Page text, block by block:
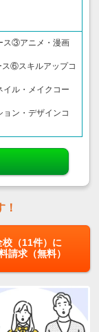
ス③アニメ・漫画
⑥スキルアップコ
ル・メイクコー
ン・デザインコ
！
校（11件）に
請求（無料）